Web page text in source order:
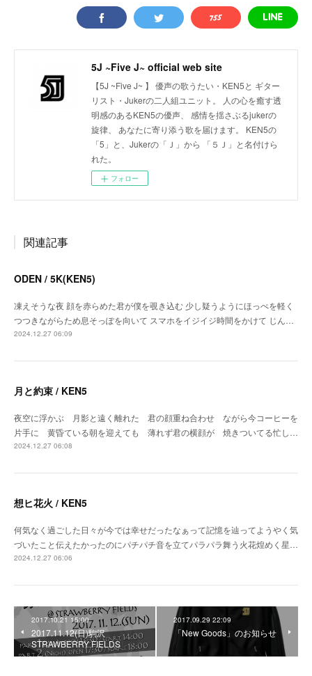
5J ~Five J~ official web site
【5J ~Five J~ 】 優声の歌うたい・KEN5と ギター
リスト・Jukerの二人組ユニット。 人の心を癒す透
明感のあるKEN5の優声、 感情を揺さぶるjukerの
旋律、 あなたに寄り添う歌を届けます。 KEN5の
「5」と、Jukerの「Ｊ」から 「５Ｊ」と名付けら
れた。
フォロー
関連記事
ODEN / 5K(KEN5)
凍えそうな夜 顔を赤らめた君が僕を覗き込む 少し疑うようにほっぺを軽く
つつきながらため息そっぽを向いて スマホをイジイジ時間をかけて じん…
2024.12.27 06:09
月と約束 / KEN5
夜空に浮かぶ 月影と遠く離れた 君の顔重ね合わせ ながら今コーヒーを
片手に 黄昏ている朝を迎えても 薄れず君の横顔が 焼きついてる忙し…
2024.12.27 06:08
想ヒ花火 / KEN5
何気なく過ごした日々が今では幸せだったなぁって記憶を辿ってようやく気
づいたこと伝えたかったのにパチパチ音を立てパラパラ舞う火花煌めく星…
2024.12.27 06:06
2017.10.21 15:00
2017.11.12(日)駒沢
STRAWBERRY FIELDS
2017.09.29 22:09
「New Goods」のお知らせ